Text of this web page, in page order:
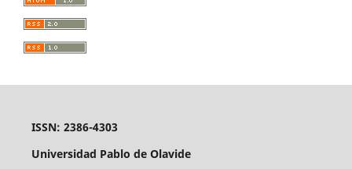
ISSN: 2386-4303
Universidad Pablo de Olavide